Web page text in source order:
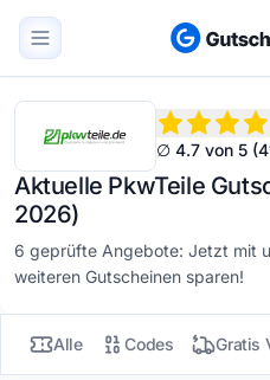
∅ 4.7 von 5
Aktuelle PkwTeile
2026)
6 geprüfte Angebote: Jetzt mit
weiteren Gutscheinen sparen!
Alle Codes Gratis